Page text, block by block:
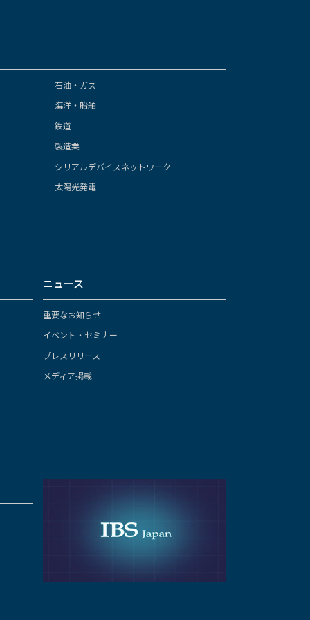
石油・ガス
海洋・船舶
鉄道
製造業
シリアルデバイスネットワーク
太陽光発電
ニュース
重要なお知らせ
イベント・セミナー
プレスリリース
メディア掲載